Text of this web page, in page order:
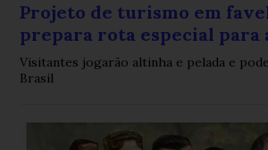
Projeto de turismo em
prepara rota especial para
Visitantes jogarão altinha e pelada e
Brasil